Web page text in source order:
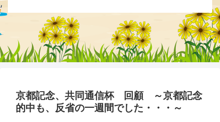
京都記念、共同通信杯 回顧 ～京都記念
的中も、反省の一週間でした・・・～